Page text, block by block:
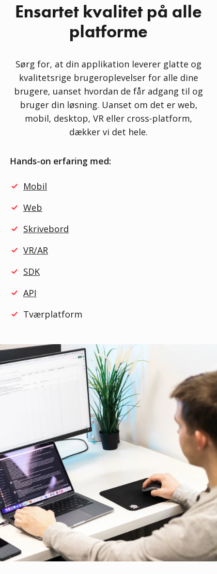
Ensartet kvalitet på alle
platforme
Sørg for, at din applikation leverer glatte og
kvalitetsrige brugeroplevelser for alle dine
brugere, uanset hvordan de får adgang til og
bruger din løsning. Uanset om det er web,
mobil, desktop, VR eller cross-platform,
dækker vi det hele.
Hands-on erfaring med:
Mobil
Web
Skrivebord
VR/AR
SDK
API
Tværplatform